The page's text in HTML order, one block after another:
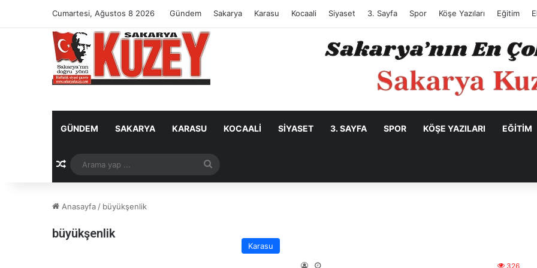
Cumartesi, Ağustos 8 2026 Gündem Sakarya Karasu Kocaali Siyaset 3. Sayfa Spor Köşe Yazıları Eğitim
GÜNDEM SAKARYA KARASU KOCAALI SIYASET 3. SAYFA SPOR KÖŞE YAZILARI EĞITIM
Rastgele Makale
yap
Anasayfa / büyükşenlik
büyükşenlik
Karasu
326